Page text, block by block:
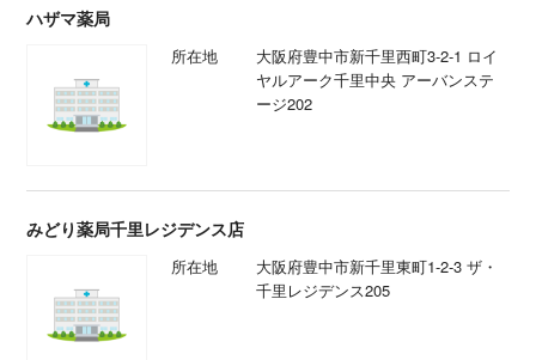
ハザマ薬局
所在地
大阪府豊中市新千里西町3-2-1 ロイ
ヤルアーク千里中央 アーバンステ
ージ202
みどり薬局千里レジデンス店
所在地
大阪府豊中市新千里東町1-2-3 ザ・
千里レジデンス205